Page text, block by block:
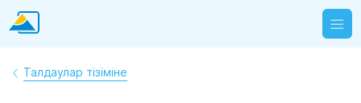
Талдаулар тізіміне